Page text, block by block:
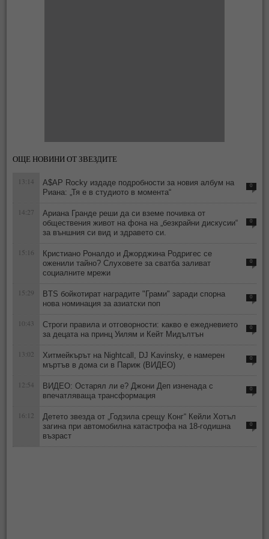
ОЩЕ НОВИНИ ОТ ЗВЕЗДИТЕ
13:14
A$AP Rocky издаде подробности за новия албум на
Риана: „Тя е в студиото в момента“
0
14:27
Ариана Гранде реши да си вземе почивка от
обществения живот на фона на „безкрайни дискусии“
за външния си вид и здравето си.
0
15:16
Кристиано Роналдо и Джорджина Родригес се
оженили тайно? Слуховете за сватба заливат
социалните мрежи
0
15:29
BTS бойкотират наградите "Грами" заради спорна
нова номинация за азиатски поп
0
10:43
Строги правила и отговорности: какво е ежедневието
за децата на принц Уилям и Кейт Мидълтън
0
13:02
Хитмейкърът на Nightcall, DJ Kavinsky, е намерен
мъртъв в дома си в Париж (ВИДЕО)
0
12:54
ВИДЕО: Остарял ли е? Джони Деп изненада с
впечатляваща трансформация
0
16:12
Детето звезда от „Годзила срещу Конг“ Кейли Хотъл
загина при автомобилна катастрофа на 18-годишна
възраст
0